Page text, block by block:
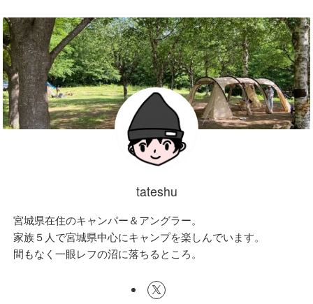
tateshu
宮城県在住のキャンパー＆アングラー。
家族５人で宮城県中心にキャンプを楽しんでいます。
間もなく一眼レフの沼に落ちるところ。